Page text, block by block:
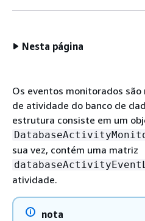
Nesta página
Os eventos monitorados
de atividade do banco de
estrutura consiste em um
sua vez, contém uma matriz
atividade.
nota